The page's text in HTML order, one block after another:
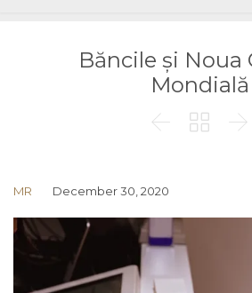
Băncile și Noua
Mondială
  
MR December 30, 2020